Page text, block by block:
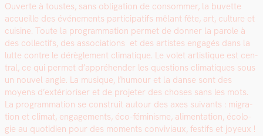
Ouverte à tou­stes, sans oblig­a­tion de con­som­mer, la buvette
accueille des événe­ments par­tic­i­pat­ifs mêlant fête, art, cul­ture et
cui­sine. Toute la pro­gram­ma­tion per­met de don­ner la parole à
des col­lec­tifs, des asso­ci­a­tions et des artistes engagés dans la
lutte con­tre le dérè­gle­ment cli­ma­tique. Le volet artis­tique est cen­
tral, ce qui per­met d’appréhender les ques­tions cli­ma­tiques sous
un nou­v­el angle. La musique, l’humour et la danse sont des
moyens d’extérioriser et de pro­jeter des choses sans les mots.
La pro­gram­ma­tion se con­stru­it autour des axes suiv­ants : migra­
tion et cli­mat, engage­ments, éco-fémin­isme, ali­men­ta­tion, écolo­
gie au quo­ti­di­en pour des moments con­vivi­aux, fes­tifs et joyeux !